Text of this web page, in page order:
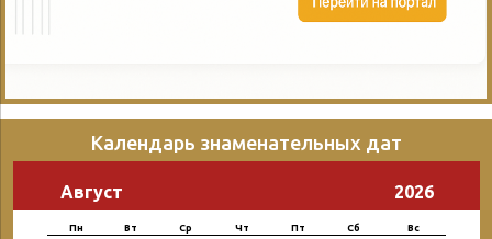
Календарь знаменательных дат
Август 2026
Пн Вт Ср Чт Пт Сб Вс